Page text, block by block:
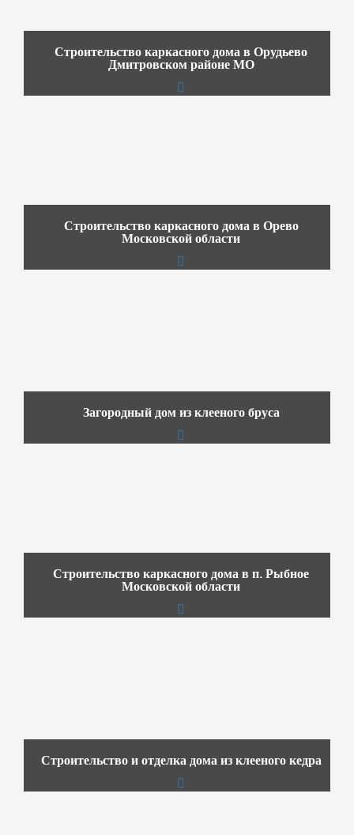
Строительство каркасного дома в Орудьево
Дмитровском районе МО
Строительство каркасного дома в Орево
Московской области
Загородный дом из клееного бруса
Строительство каркасного дома в п. Рыбное
Московской области
Строительство и отделка дома из клееного кедра